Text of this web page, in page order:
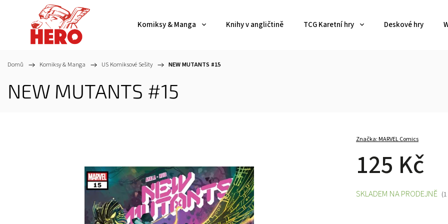
Komiksy & Manga Knihy v angličtině TCG Karetní hry Deskové hry
Domů / Komiksy & Manga / US Komiksové Sešity / NEW MUTANTS #15
NEW MUTANTS #15
Značka:MARVEL Comics
125 Kč
SKLADEM NA PRODEJNĚ